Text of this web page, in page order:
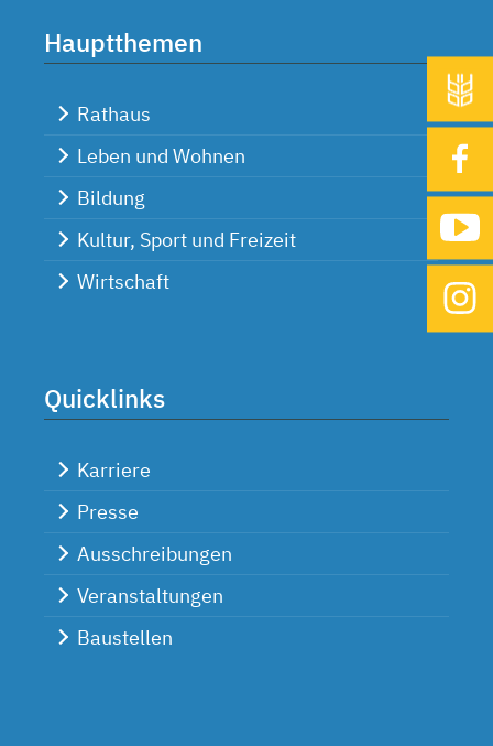
Hauptthemen
Rathaus
Leben und Wohnen
Bildung
Kultur, Sport und Freizeit
Wirtschaft
Quicklinks
Karriere
Presse
Ausschreibungen
Veranstaltungen
Baustellen